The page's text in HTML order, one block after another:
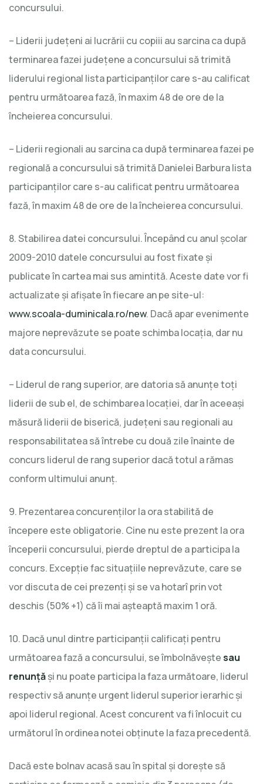
concursului.
– Liderii judeţeni ai lucrării cu copiii au sarcina ca după
terminarea fazei judeţene a concursului să trimită
liderului regional lista participanţilor care s-au calificat
pentru următoarea fază, în maxim 48 de ore de la
încheierea concursului.
– Liderii regionali au sarcina ca după terminarea fazei pe
regională a concursului să trimită Danielei Barbura lista
participanţilor care s-au calificat pentru următoarea
fază, în maxim 48 de ore de la încheierea concursului.
8. Stabilirea datei concursului. Începând cu anul şcolar
2009-2010 datele concursului au fost fixate şi
publicate în cartea mai sus amintită. Aceste date vor fi
actualizate şi afişate în fiecare an pe site-ul:
www.scoala-duminicala.ro/new. Dacă apar evenimente
majore neprevăzute se poate schimba locaţia, dar nu
data concursului.
– Liderul de rang superior, are datoria să anunţe toţi
liderii de sub el, de schimbarea locaţiei, dar în aceeaşi
măsură liderii de biserică, judeţeni sau regionali au
responsabilitatea să întrebe cu două zile înainte de
concurs liderul de rang superior dacă totul a rămas
conform ultimului anunţ.
9. Prezentarea concurenţilor la ora stabilită de
începere este obligatorie. Cine nu este prezent la ora
începerii concursului, pierde dreptul de a participa la
concurs. Excepţie fac situaţiile neprevăzute, care se
vor discuta de cei prezenţi şi se va hotarî prin vot
deschis (50% +1) că îi mai aşteaptă maxim 1 oră.
10. Dacă unul dintre participanţii calificaţi pentru
următoarea fază a concursului, se îmbolnăveştesau
renunțăşi nu poate participa la faza următoare, liderul
respectiv să anunţe urgent liderul superior ierarhic şi
apoi liderul regional. Acest concurent va fi înlocuit cu
următorul în ordinea notei obţinute la faza precedentă.
Dacă este bolnav acasă sau în spital și dorește să